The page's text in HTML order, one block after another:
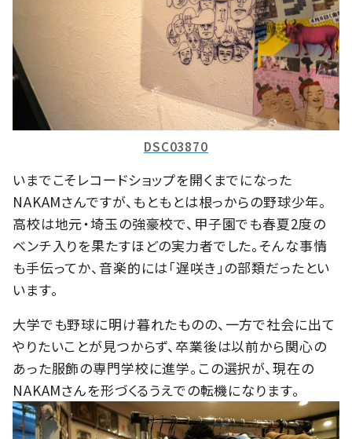
DSC03870
いまでこそレコードショップを開くまでになった
NAKAMさんですが、もともとは根っからの野球少年。
高校は地元・埼玉の強豪校で、甲子園でも春夏2度の
ベンチ入りを果たすほどの実力者でした。そんな事情
も手伝ってか、音楽的には「遅咲き」の部類だったとい
います。
大学でも野球に明け暮れたものの、一方で社会に出て
やりたいことが見つからず、卒業後は以前から関心の
あった服飾の専門学校に進学。この選択が、現在の
NAKAMさんを形づくるうえでの転機になります。